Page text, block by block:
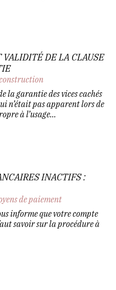
VALIDITÉ DE LA CLAUSE
la garantie des vices cachés
n’était pas apparent lors de
à l’usage...
INACTIFS :
de paiement
informe que votre compte
savoir sur la procédure à